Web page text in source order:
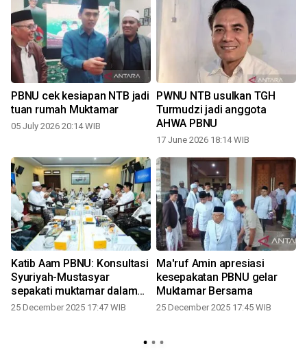
PBNU cek kesiapan NTB jadi
tuan rumah Muktamar
05 July 2026 20:14 WIB
PWNU NTB usulkan TGH
Turmudzi jadi anggota
AHWA PBNU
17 June 2026 18:14 WIB
Katib Aam PBNU: Konsultasi
Syuriyah-Mustasyar
sepakati muktamar dalam
waktu dekat
25 December 2025 17:47 WIB
Ma'ruf Amin apresiasi
kesepakatan PBNU gelar
Muktamar Bersama
25 December 2025 17:45 WIB